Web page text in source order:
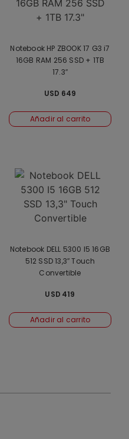
Notebook HP ZBOOK 17 G3 i7
16GB RAM 256 SSD + 1TB
17.3″
USD 649
Añadir al carrito
Notebook DELL 5300 I5 16GB
512 SSD 13,3″ Touch
Convertible
USD 419
Añadir al carrito